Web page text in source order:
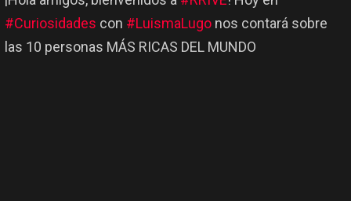
#Curiosidades con #LuismaLugo nos contará sobre
las 10 personas MÁS RICAS DEL MUNDO